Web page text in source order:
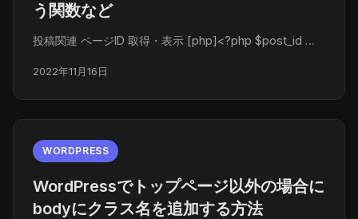
う関数など
投稿関連 ページID 取得・表示 [php]<?php $post_id …
2022年11月16日
WORDPRESS
WordPressでトップページ以外の場合に
bodyにクラス名を追加する方法